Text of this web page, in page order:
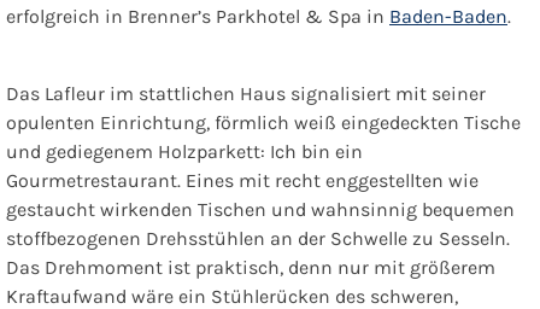
erfolgreich in Brenner’s Parkhotel & Spa in Baden-Baden.
Das Lafleur im stattlichen Haus signalisiert mit seiner
opulenten Einrichtung, förmlich weiß eingedeckten Tische
und gediegenem Holzparkett: Ich bin ein
Gourmetrestaurant. Eines mit recht enggestellten wie
gestaucht wirkenden Tischen und wahnsinnig bequemen
stoffbezogenen Drehsstühlen an der Schwelle zu Sesseln.
Das Drehmoment ist praktisch, denn nur mit größerem
Kraftaufwand wäre ein Stühlerücken des schweren,